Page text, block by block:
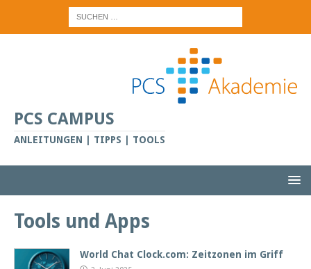
PCS CAMPUS
ANLEITUNGEN | TIPPS | TOOLS
Tools und Apps
World Chat Clock.com: Zeitzonen im Griff